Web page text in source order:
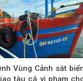
Vùng Cảnh sát
tàu cá vi phạm